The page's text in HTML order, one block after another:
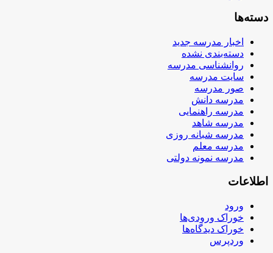
دسته‌ها
اخبار مدرسه جدید
دسته‌بندی نشده
روانشناسی مدرسه
سایت مدرسه
صور مدرسه
مدرسه دانش
مدرسه راهنمایی
مدرسه شاهد
مدرسه شبانه روزی
مدرسه معلم
مدرسه نمونه دولتی
اطلاعات
ورود
خوراک ورودی‌ها
خوراک دیدگاه‌ها
وردپرس